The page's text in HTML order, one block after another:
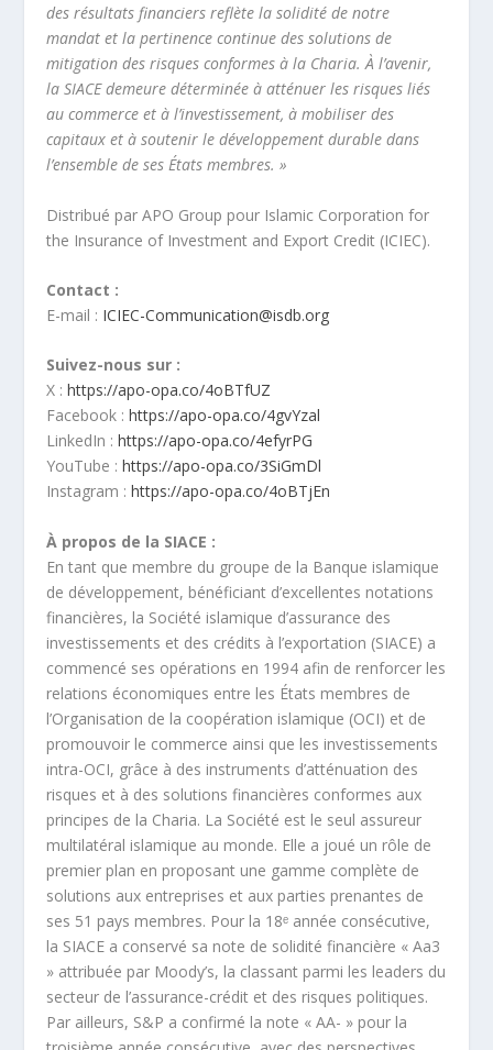
des résultats financiers reflète la solidité de notre
mandat et la pertinence continue des solutions de
mitigation des risques conformes à la Charia. À l’avenir,
la SIACE demeure déterminée à atténuer les risques liés
au commerce et à l’investissement, à mobiliser des
capitaux et à soutenir le développement durable dans
l’ensemble de ses États membres. »
Distribué par APO Group pour Islamic Corporation for
the Insurance of Investment and Export Credit (ICIEC).
Contact :
E-mail : ICIEC-Communication@isdb.org
Suivez-nous sur :
X :https://apo-opa.co/4oBTfUZ
Facebook :https://apo-opa.co/4gvYzal
LinkedIn :https://apo-opa.co/4efyrPG
YouTube :https://apo-opa.co/3SiGmDl
Instagram :https://apo-opa.co/4oBTjEn
À propos de la SIACE :
En tant que membre du groupe de la Banque islamique
de développement, bénéficiant d’excellentes notations
financières, la Société islamique d’assurance des
investissements et des crédits à l’exportation (SIACE) a
commencé ses opérations en 1994 afin de renforcer les
relations économiques entre les États membres de
l’Organisation de la coopération islamique (OCI) et de
promouvoir le commerce ainsi que les investissements
intra-OCI, grâce à des instruments d’atténuation des
risques et à des solutions financières conformes aux
principes de la Charia. La Société est le seul assureur
multilatéral islamique au monde. Elle a joué un rôle de
premier plan en proposant une gamme complète de
solutions aux entreprises et aux parties prenantes de
ses 51 pays membres. Pour la 18ᵉ année consécutive,
la SIACE a conservé sa note de solidité financière « Aa3
» attribuée par Moody’s, la classant parmi les leaders du
secteur de l’assurance-crédit et des risques politiques.
Par ailleurs, S&P a confirmé la note « AA- » pour la